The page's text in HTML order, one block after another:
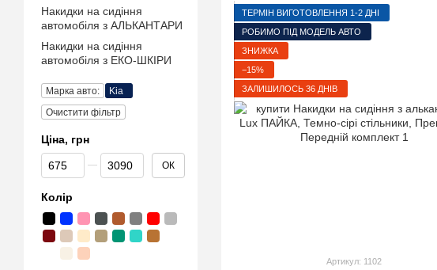
ТЕРМІН ВИГОТОВЛЕННЯ 1-2 ДНІ
РОБИМО ПІД МОДЕЛЬ АВТО
ЗНИЖКА
−15%
ЗАЛИШИЛОСЬ 36 ДНІВ
Артикул: 1102
Накидки на сидіння
автомобіля з АЛЬКАНТАРИ
Накидки на сидіння
автомобіля з ЕКО-ШКІРИ
Марка авто:
Kia
Очистити фільтр
Ціна, грн
Від Ціна, грн
До Ціна, грн ОК
Колір